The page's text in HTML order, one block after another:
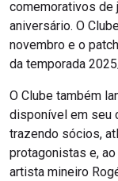
comemorativos de
aniversário. O
novembro e o
da temporada
O Clube também
disponível em seu
trazendo sócios,
protagonistas e,
artista mineiro